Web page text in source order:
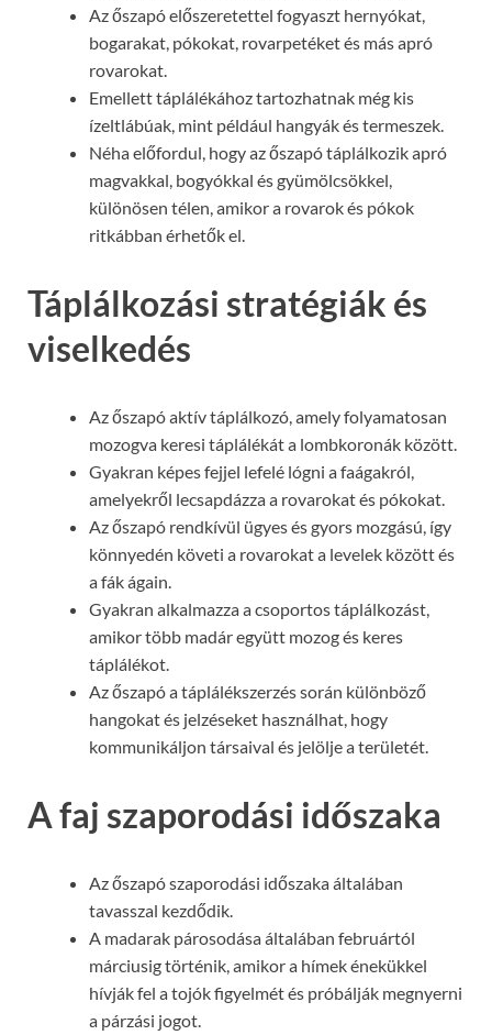
Az őszapó előszeretettel fogyaszt hernyókat,
bogarakat, pókokat, rovarpetéket és más apró
rovarokat.
Emellett táplálékához tartozhatnak még kis
ízeltlábúak, mint például hangyák és termeszek.
Néha előfordul, hogy az őszapó táplálkozik apró
magvakkal, bogyókkal és gyümölcsökkel,
különösen télen, amikor a rovarok és pókok
ritkábban érhetők el.
Táplálkozási stratégiák és
viselkedés
Az őszapó aktív táplálkozó, amely folyamatosan
mozogva keresi táplálékát a lombkoronák között.
Gyakran képes fejjel lefelé lógni a faágakról,
amelyekről lecsapdázza a rovarokat és pókokat.
Az őszapó rendkívül ügyes és gyors mozgású, így
könnyedén követi a rovarokat a levelek között és
a fák ágain.
Gyakran alkalmazza a csoportos táplálkozást,
amikor több madár együtt mozog és keres
táplálékot.
Az őszapó a táplálékszerzés során különböző
hangokat és jelzéseket használhat, hogy
kommunikáljon társaival és jelölje a területét.
A faj szaporodási időszaka
Az őszapó szaporodási időszaka általában
tavasszal kezdődik.
A madarak párosodása általában februártól
márciusig történik, amikor a hímek énekükkel
hívják fel a tojók figyelmét és próbálják megnyerni
a párzási jogot.